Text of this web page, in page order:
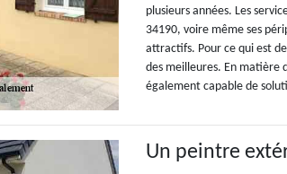
plusieurs années. Les
34190, voire même ses
attractifs. Pour ce qui est
des meilleures. En matière
également capable de
Un peintre